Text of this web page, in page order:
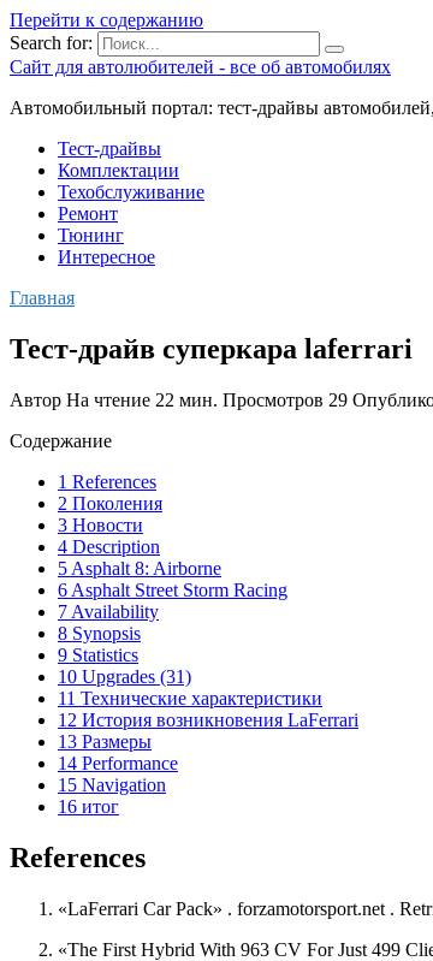
Перейти к содержанию
Search for:
Сайт для автолюбителей - все об автомобилях
Автомобильный портал: тест-драйвы
Тест-драйвы
Комплектации
Техобслуживание
Ремонт
Тюнинг
Интересное
Главная
Тест-драйв суперкара laferrari
Автор На чтение 22 мин. Просмотров 29
Содержание
1 References
2 Поколения
3 Новости
4 Description
5 Asphalt 8: Airborne
6 Asphalt Street Storm Racing
7 Availability
8 Synopsis
9 Statistics
10 Upgrades (31)
11 Технические характеристики
12 История возникновения LaFerrari
13 Размеры
14 Performance
15 Navigation
16 итог
References
«LaFerrari Car Pack» . forzamotorsport.net .
«The First Hybrid With 963 CV For Just 499